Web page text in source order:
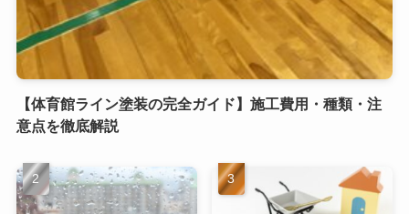
【体育館ライン塗装の完全ガイド】施工費用・種類・注
意点を徹底解説